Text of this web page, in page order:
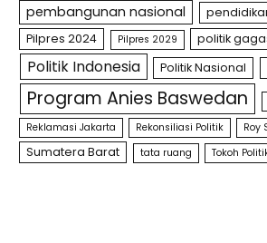
pembangunan nasional
Pilpres 2024
Pilpres 2029 politik
Politik Indonesia Politik Nasional
Program Anies Baswedan
Reklamasi Jakarta
Rekonsiliasi Politik Roy
Sumatera Barat tata ruang Tokoh